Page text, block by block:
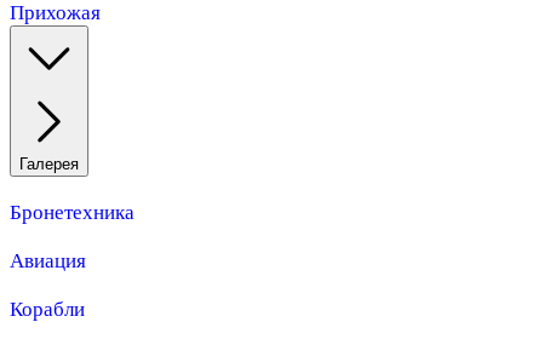
Прихожая
Галерея
Бронетехника
Авиация
Корабли